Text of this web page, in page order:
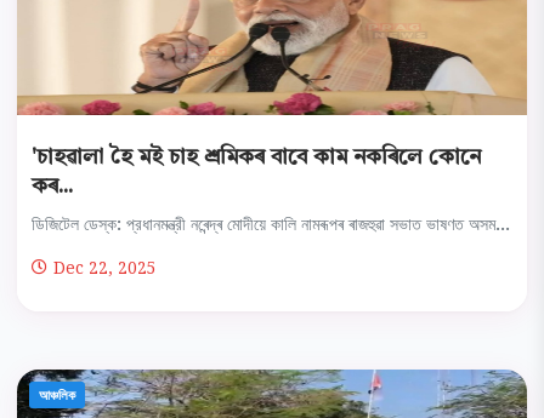
'চাহৱালা হৈ মই চাহ শ্ৰমিকৰ বাবে কাম নকৰিলে কোনে
কৰ...
ডিজিটেল ডেস্ক: প্রধানমন্ত্রী নৰেন্দ্ৰ মোদীয়ে কালি নামৰূপৰ ৰাজহুৱা সভাত ভাষণত অসম...
Dec 22, 2025
আঞ্চলিক